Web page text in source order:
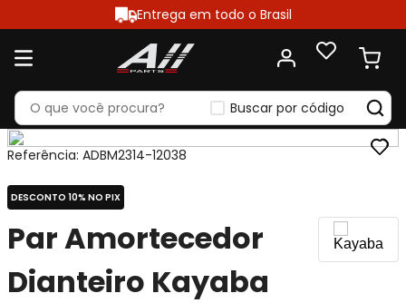
Entrega em todo o Brasil
Buscar por código
Referência: ADBM2314-12038
DESCONTO 10% NO PIX
Par Amortecedor
Dianteiro Kayaba